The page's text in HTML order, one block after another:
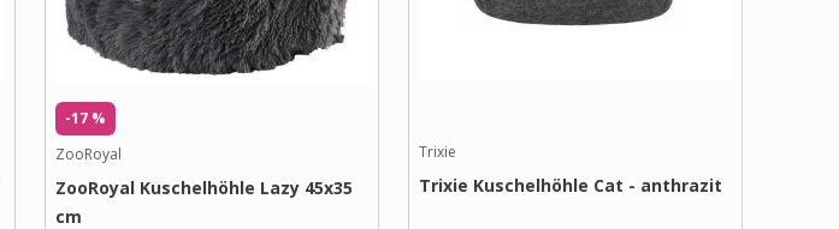
-17 %
ZooRoyal
ZooRoyal Kuschelhöhle Lazy 45x35
cm
Trixie
Trixie Kuschelhöhle Cat - anthrazit